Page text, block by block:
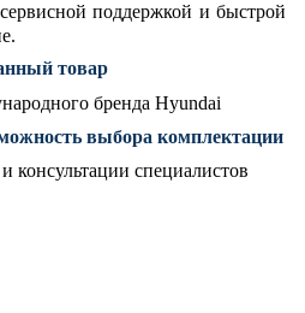
поддержкой и быстрой
товар
бренда Hyundai
выбора комплектации
консультации специалистов